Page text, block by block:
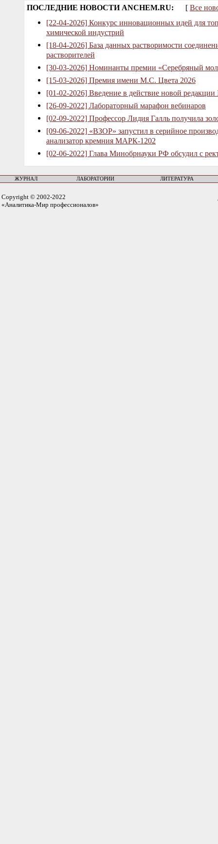
ПОСЛЕДНИЕ НОВОСТИ ANCHEM.RU: [ Все
[22-04-2026] Конкурс инновационных идей для
химической индустрий
[18-04-2026] База данных растворимости
растворителей
[30-03-2026] Номинанты премии «Серебряный
[15-03-2026] Премия имени М.С. Цвета 2026
[01-02-2026] Введение в действие новой
[26-09-2022] Лабораторный марафон вебинаров
[02-09-2022] Профессор Лидия Галль получила
[09-06-2022] «ВЗОР» запустил в серийное
анализатор кремния МАРК-1202
[02-06-2022] Глава Минобрнауки РФ обсудил с
ЖУРНАЛ ЛАБОРАТОРИИ ЛИТЕРАТУРА
Copyright © 2002-2022
«Аналитика-Мир профессионалов»